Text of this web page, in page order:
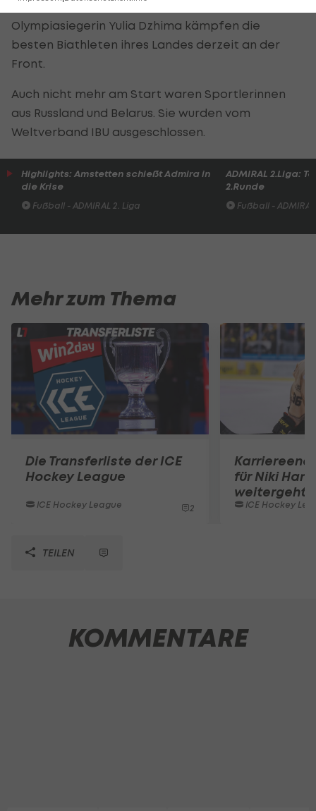
Weltmeister Dmytro Pidruchnyi und Staffel-
Olympiasiegerin Yulia Dzhima kämpfen die
besten Biathleten ihres Landes derzeit an der
Front.
Auch nicht mehr am Start waren Sportlerinnen
aus Russland und Belarus. Sie wurden vom
Weltverband IBU ausgeschlossen.
Highlights: Amstetten schießt Admira in
die Krise
Fußball - ADMIRAL 2. Liga
ADMIRAL 2.Liga:
2.Runde
Fußball -
Mehr zum Thema
Die Transferliste der ICE
Hockey League
ICE Hockey League 2
für Niki Hartl
weitergeht
ICE Hockey
TEILEN
KOMMENTARE